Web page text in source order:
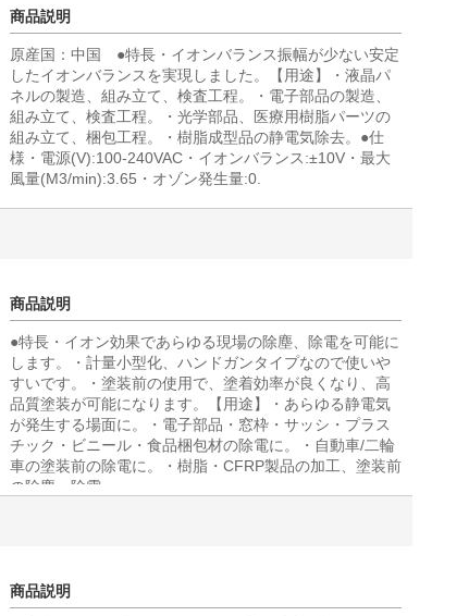
商品説明
原産国：中国 ●特長・イオンバランス振幅が少ない安定
したイオンバランスを実現しました。【用途】・液晶パ
ネルの製造、組み立て、検査工程。・電子部品の製造、
組み立て、検査工程。・光学部品、医療用樹脂パーツの
組み立て、梱包工程。・樹脂成型品の静電気除去。●仕
様・電源(V):100-240VAC・イオンバランス:±10V・最大
風量(M3/min):3.65・オゾン発生量:0.
商品説明
●特長・イオン効果であらゆる現場の除塵、除電を可能に
します。・計量小型化、ハンドガンタイプなので使いや
すいです。・塗装前の使用で、塗着効率が良くなり、高
品質塗装が可能になります。【用途】・あらゆる静電気
が発生する場面に。・電子部品・窓枠・サッシ・プラス
チック・ビニール・食品梱包材の除電に。・自動車/二輪
車の塗装前の除電に。・樹脂・CFRP製品の加工、塗装前
の除塵・除電
商品説明